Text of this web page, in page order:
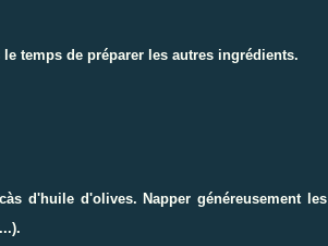
temps de préparer les autres ingrédients.
d'huile d'olives. Napper généreusement les
...).